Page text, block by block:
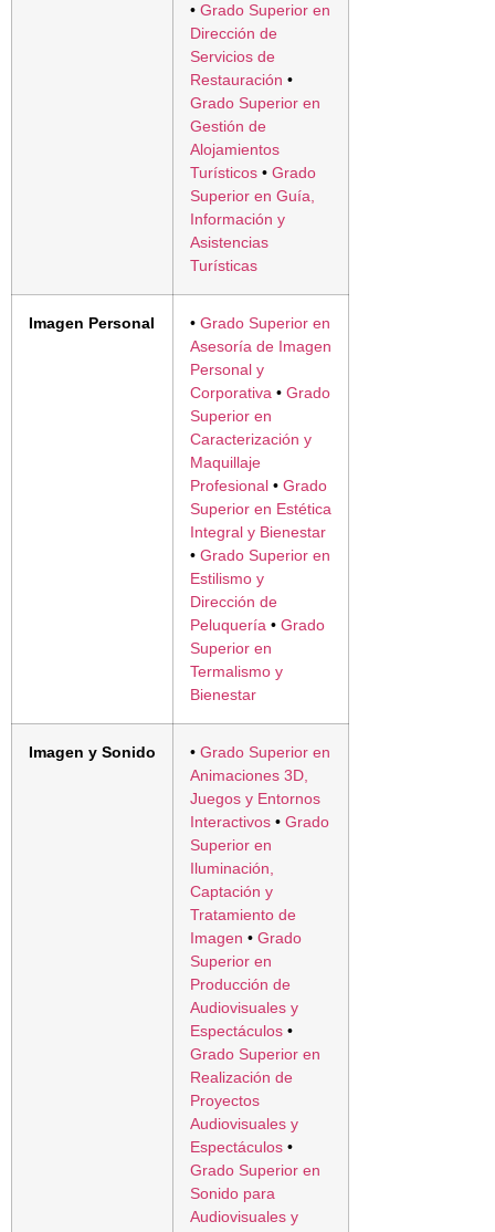
• Grado Superior en
Dirección de
Servicios de
Restauración •
Grado Superior en
Gestión de
Alojamientos
Turísticos • Grado
Superior en Guía,
Información y
Asistencias
Turísticas
Imagen Personal • Grado Superior en
Asesoría de Imagen
Personal y
Corporativa • Grado
Superior en
Caracterización y
Maquillaje
Profesional • Grado
Superior en Estética
Integral y Bienestar
• Grado Superior en
Estilismo y
Dirección de
Peluquería • Grado
Superior en
Termalismo y
Bienestar
Imagen y Sonido • Grado Superior en
Animaciones 3D,
Juegos y Entornos
Interactivos • Grado
Superior en
Iluminación,
Captación y
Tratamiento de
Imagen • Grado
Superior en
Producción de
Audiovisuales y
Espectáculos •
Grado Superior en
Realización de
Proyectos
Audiovisuales y
Espectáculos •
Grado Superior en
Sonido para
Audiovisuales y